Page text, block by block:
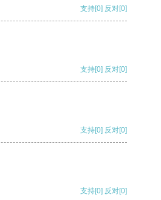
支持[0] 反对[0]
支持[0] 反对[0]
支持[0] 反对[0]
支持[0] 反对[0]